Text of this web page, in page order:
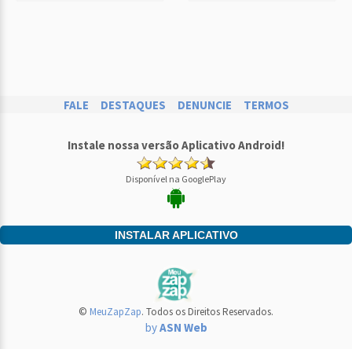
FALE DESTAQUES DENUNCIE TERMOS
Instale nossa versão Aplicativo Android!
Disponível na GooglePlay
INSTALAR APLICATIVO
© MeuZapZap. Todos os Direitos Reservados.
byASN Web